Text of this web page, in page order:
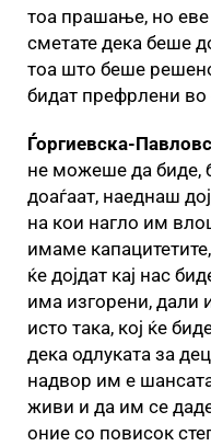
тоа прашање, но
сметате дека беше
тоа што беше
бидат префрлени во
Ѓоргиевска-
не можеше да биде,
доаѓаат, наеднаш
на кои нагло им
имаме
ќе дојдат кај нас
има изгорени, дали
исто така, кој ќе
дека одлуката за
надвор им е
живи и да им се
оние со повисок